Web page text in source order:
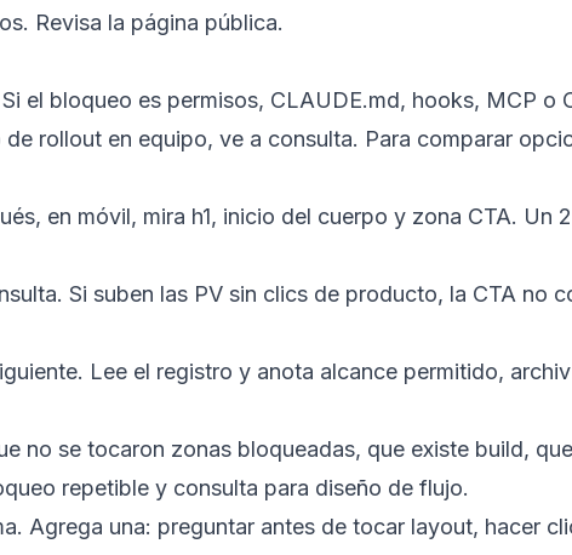
Revisa la página pública.
el bloqueo es permisos, CLAUDE.md, hooks, MCP o
de rollout en equipo, ve a consulta. Para comparar
en móvil, mira h1, inicio del cuerpo y zona CTA. Un
Si suben las PV sin clics de producto, la CTA no
Lee el registro y anota alcance permitido,
se tocaron zonas bloqueadas, que existe build,
repetible y consulta para diseño de flujo.
Agrega una: preguntar antes de tocar layout,